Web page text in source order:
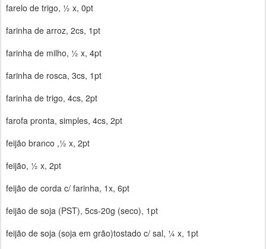
farelo de trigo, ½ x, 0pt
farinha de arroz, 2cs, 1pt
farinha de milho, ½ x, 4pt
farinha de rosca, 3cs, 1pt
farinha de trigo, 4cs, 2pt
farofa pronta, simples, 4cs, 2pt
feijão branco ,½ x, 2pt
feijão, ½ x, 2pt
feijão de corda c/ farinha, 1x, 6pt
feijão de soja (PST), 5cs-20g (seco), 1pt
feijão de soja (soja em grão)tostado c/ sal, ¼ x, 1pt